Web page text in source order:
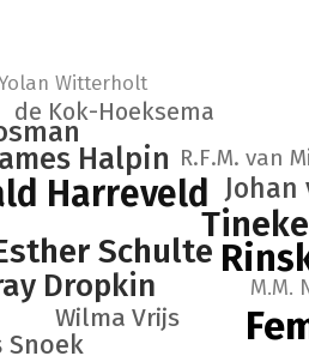
Harreveld
Schulte
Dropkin
Halpin
Johan
Snoek
Wilma Vrijs
de Kok-Hoeksema
R.F.M. van
M.M.
Witterholt